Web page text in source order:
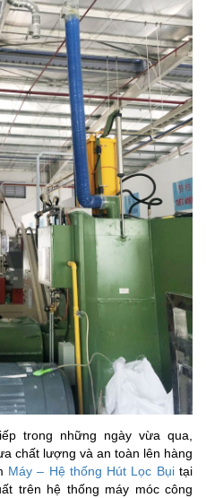
trong những ngày vừa qua,
chất lượng và an toàn lên hàng
Máy – Hệ thống Hút Lọc Bụitại
trên hệ thống máy móc công